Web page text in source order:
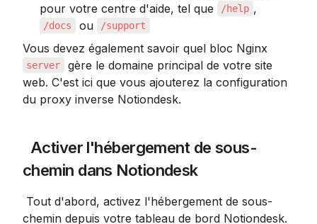
pour votre centre d'aide, tel que
/help ,
/docs ou /support
Vous devez également savoir quel bloc Nginx
server
gère le domaine principal de votre site
web. C'est ici que vous ajouterez la configuration
du proxy inverse Notiondesk.
Activer l'hébergement de sous-
chemin dans Notiondesk
chemin depuis votre tableau de bord Notiondesk.